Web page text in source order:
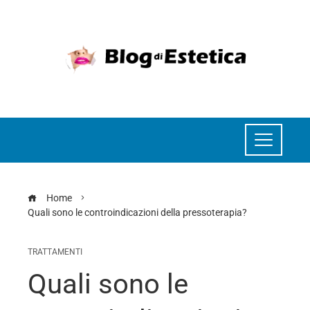
Home
Quali sono le controindicazioni della pressoterapia?
TRATTAMENTI
Quali sono le